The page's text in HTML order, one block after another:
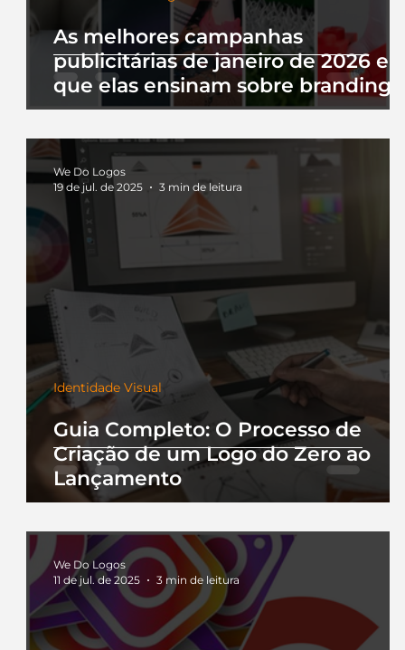
As melhores campanhas
publicitárias de janeiro de 2026 e
que elas ensinam sobre branding
Guia Completo: O Processo de
Criação de um Logo do Zero ao
Lançamento
Identidade Visual
We Do Logos
19 de jul. de 2025
3 min de leitura
We Do Logos
11 de jul. de 2025
3 min de leitura